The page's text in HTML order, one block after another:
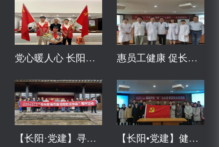
党心暖人心 长阳志愿者在路上 惠员工健康 促长阳发展
【长阳·党建】寻先哲、悟真理、习党史、庆华诞 【长阳•党建】健康护航“救”在身边